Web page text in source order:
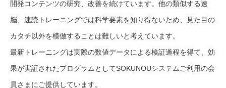
開発コンテンツの研究、改善を続けています。他の類似する速
脳、速読トレーニングでは科学要素を知り得ないため、見た目の
カタチ以外を模倣することは難しいと考えています。
最新トレーニングは実際の数値データによる検証過程を得て、効
果が実証されたプログラムとしてSOKUNOUシステムご利用の会
員さまにご提供しています。